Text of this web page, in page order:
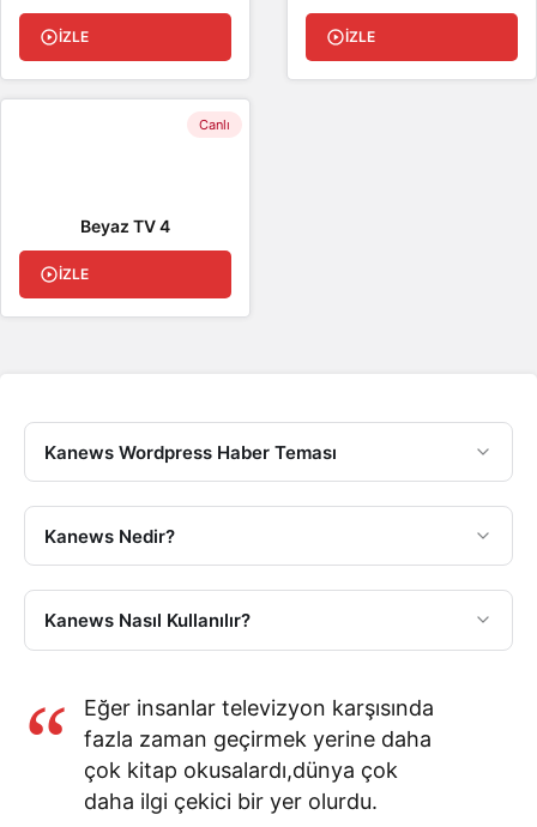
İZLE İZLE
Canlı
Beyaz TV 4
İZLE
Kanews Wordpress Haber Teması
Kanews Nedir?
Kanews Nasıl Kullanılır?
Eğer insanlar televizyon karşısında
fazla zaman geçirmek yerine daha
çok kitap okusalardı,dünya çok
daha ilgi çekici bir yer olurdu.